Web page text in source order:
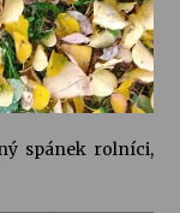
spánek rolníci,